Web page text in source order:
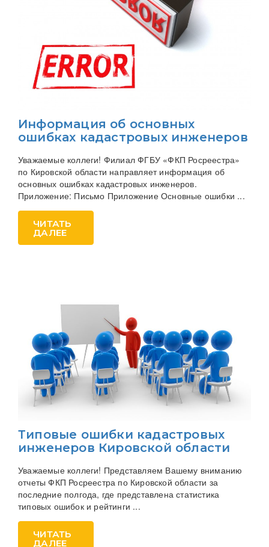
Информация об основных
ошибках кадастровых инженеров
Уважаемые коллеги! Филиал ФГБУ «ФКП Росреестра»
по Кировской области направляет информация об
основных ошибках кадастровых инженеров.
Приложение: Письмо Приложение Основные ошибки ...
ЧИТАТЬ
ДАЛЕЕ
Типовые ошибки кадастровых
инженеров Кировской области
Уважаемые коллеги! Представляем Вашему вниманию
отчеты ФКП Росреестра по Кировской области за
последние полгода, где представлена статистика
типовых ошибок и рейтинги ...
ЧИТАТЬ
ДАЛЕЕ